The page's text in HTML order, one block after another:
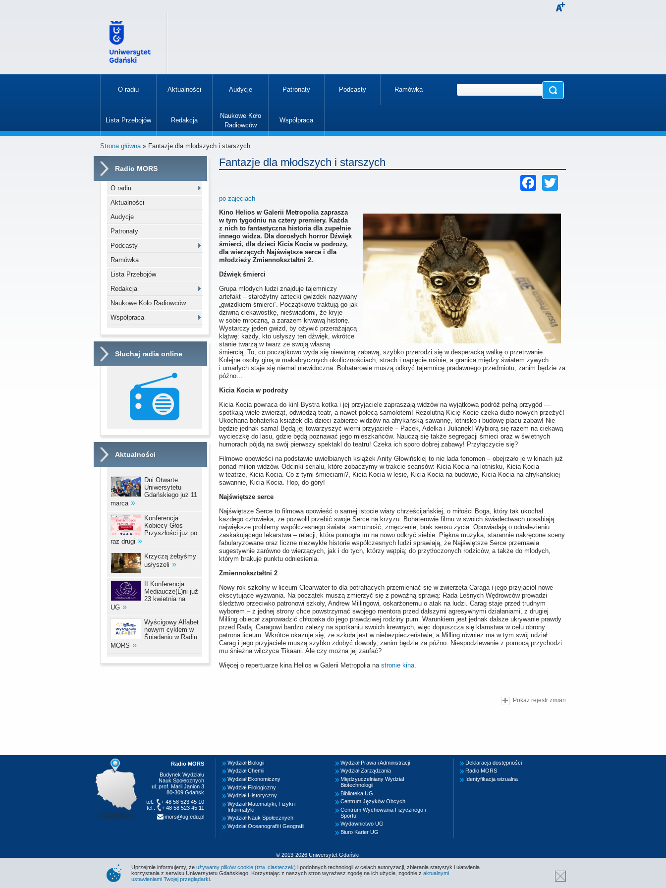
O radiu Aktualności Audycje Patronaty Podcasty Ramówka
Lista Przebojów Redakcja
Naukowe Koło
Radiowców
Współpraca
Strona główna» Fantazje dla młodszych i starszych
Radio MORS
O radiu
Aktualności
Audycje
Patronaty
Podcasty
Ramówka
Lista Przebojów
Redakcja
Naukowe Koło Radiowców
Współpraca
Słuchaj radia online
Aktualności
Dni Otwarte
Uniwersytetu
Gdańskiego już 11
marca
Konferencja
Kobiecy Głos
Przyszłości już po
raz drugi
Krzyczą żebyśmy
usłyszeli
II Konferencja
Mediaucze(L)ni już
23 kwietnia na
UG
Wyścigowy Alfabet
nowym cyklem w
Śniadaniu w Radiu
MORS
Fantazje dla młodszych i starszych
Facebook
po zajęciach
Kino Helios w Galerii Metropolia zaprasza
w tym tygodniu na cztery premiery. Każda
z nich to fantastyczna historia dla zupełnie
innego widza. Dla dorosłych horror Dźwięk
śmierci, dla dzieci Kicia Kocia w podroży,
dla wierzących Najświętsze serce i dla
młodzieży Zmiennokształtni 2.
Dźwięk śmierci
Grupa młodych ludzi znajduje tajemniczy
artefakt – starożytny aztecki gwizdek nazywany
„gwizdkiem śmierci”. Początkowo traktują go jak
dziwną ciekawostkę, nieświadomi, że kryje
w sobie mroczną, a zarazem krwawą historię.
Wystarczy jeden gwizd, by ożywić przerażającą
klątwę: każdy, kto usłyszy ten dźwięk, wkrótce
stanie twarzą w twarz ze swoją własną
śmiercią. To, co początkowo wyda się niewinną zabawą, szybko przerodzi się w desperacką walkę o przetrwanie.
Kolejne osoby giną w makabrycznych okolicznościach, strach i napięcie rośnie, a granica między światem żywych
i umarłych staje się niemal niewidoczna. Bohaterowie muszą odkryć tajemnicę pradawnego przedmiotu, zanim będzie za
późno…
Kicia Kocia w podroży
Kicia Kocia powraca do kin! Bystra kotka i jej przyjaciele zapraszają widzów na wyjątkową podróż pełną przygód —
spotkają wiele zwierząt, odwiedzą teatr, a nawet polecą samolotem! Rezolutną Kicię Kocię czeka dużo nowych przeżyć!
Ukochana bohaterka książek dla dzieci zabierze widzów na afrykańską sawannę, lotnisko i budowę placu zabaw! Nie
będzie jednak sama! Będą jej towarzyszyć wierni przyjaciele – Pacek, Adelka i Julianek! Wybiorą się razem na ciekawą
wycieczkę do lasu, gdzie będą poznawać jego mieszkańców. Nauczą się także segregacji śmieci oraz w świetnych
humorach pójdą na swój pierwszy spektakl do teatru! Czeka ich sporo dobrej zabawy! Przyłączycie się?
Filmowe opowieści na podstawie uwielbianych książek Anity Głowińskiej to nie lada fenomen – obejrzało je w kinach już
ponad milion widzów. Odcinki serialu, które zobaczymy w trakcie seansów: Kicia Kocia na lotnisku, Kicia Kocia
w teatrze, Kicia Kocia. Co z tymi śmieciami?, Kicia Kocia w lesie, Kicia Kocia na budowie, Kicia Kocia na afrykańskiej
sawannie, Kicia Kocia. Hop, do góry!
Najświętsze serce
Najświętsze Serce to filmowa opowieść o samej istocie wiary chrześcijańskiej, o miłości Boga, który tak ukochał
każdego człowieka, że pozwolił przebić swoje Serce na krzyżu. Bohaterowie filmu w swoich świadectwach uosabiają
największe problemy współczesnego świata: samotność, zmęczenie, brak sensu życia. Opowiadają o odnalezieniu
zaskakującego lekarstwa – relacji, która pomogła im na nowo odkryć siebie. Piękna muzyka, starannie nakręcone sceny
fabularyzowane oraz liczne niezwykłe historie współczesnych ludzi sprawiają, że Najświętsze Serce przemawia
sugestywnie zarówno do wierzących, jak i do tych, którzy wątpią; do przytłoczonych rodziców, a także do młodych,
którym brakuje punktu odniesienia.
Zmiennokształtni 2
Nowy rok szkolny w liceum Clearwater to dla potrafiących przemieniać się w zwierzęta Caraga i jego przyjaciół nowe
ekscytujące wyzwania. Na początek muszą zmierzyć się z poważną sprawą: Rada Leśnych Wędrowców prowadzi
śledztwo przeciwko patronowi szkoły, Andrew Millingowi, oskarżonemu o atak na ludzi. Carag staje przed trudnym
wyborem – z jednej strony chce powstrzymać swojego mentora przed dalszymi agresywnymi działaniami, z drugiej
Milling obiecał zaprowadzić chłopaka do jego prawdziwej rodziny pum. Warunkiem jest jednak dalsze ukrywanie prawdy
przed Radą. Caragowi bardzo zależy na spotkaniu swoich krewnych, więc dopuszcza się kłamstwa w celu obrony
patrona liceum. Wkrótce okazuje się, że szkoła jest w niebezpieczeństwie, a Milling również ma w tym swój udział.
Carag i jego przyjaciele muszą szybko zdobyć dowody, zanim będzie za późno. Niespodziewanie z pomocą przychodzi
mu śnieżna wilczyca Tikaani. Ale czy można jej zaufać?
Więcej o repertuarze kina Helios w Galerii Metropolia na stronie kina
Pokaż rejestr zmian
Radio MORS
Budynek Wydziału
Nauk Społecznych
ul. prof. Marii Janion 3
80-309 Gdańsk
tel.:
+ 48 58 523 45 10
tel.:
+ 48 58 523 45 11
mors@ug.edu.pl
Wydział Biologii
Wydział Chemii
Wydział Ekonomiczny
Wydział Filologiczny
Wydział Historyczny
Wydział Matematyki, Fizyki i
Informatyki
Wydział Nauk Społecznych
Wydział Oceanografii i Geografii
Wydział Prawa i Administracji
Wydział Zarządzania
Międzyuczelniany Wydział
Biotechnologii
Biblioteka UG
Centrum Języków Obcych
Centrum Wychowania Fizycznego i
Sportu
Wydawnictwo UG
Biuro Karier UG
Deklaracja dostępności
Radio MORS
Identyfikacja wizualna
© 2013-2026 Uniwersytet Gdański
Uprzejmie informujemy, że używamy plików cookie (tzw. ciasteczek) i podobnych technologii w celach autoryzacji, zbierania statystyk i ułatwienia
korzystania z serwisu Uniwersytetu Gdańskiego. Korzystając z naszych stron wyrażasz zgodę na ich użycie, zgodnie z aktualnymi
ustawieniami Twojej przeglądarki.